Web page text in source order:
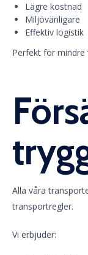
Lägre kostnad
Miljövänligare
Effektiv logistik
Perfekt för mindre
Alla våra
transportregler.
Vi erbjuder: